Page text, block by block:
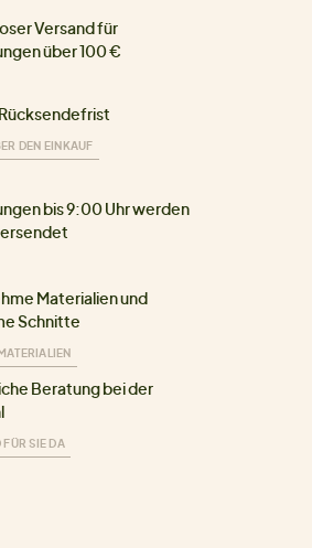
Versand für
über 100 €
Rücksendefrist
DEN EINKAUF
bis 9:00 Uhr werden
Materialien und
Schnitte
Beratung bei der
FÜR SIE DA